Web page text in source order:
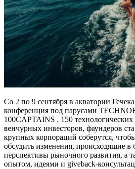
Со 2 по 9 сентября в акватории
конференция под парусами
100CAPTAINS . 150
венчурных инвесторов, фаундеров
крупных корпораций соберутся,
обсудить изменения, происходящие в
перспективы рыночного развития, а
опытом, идеями и giveback-